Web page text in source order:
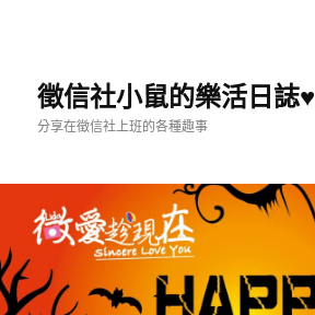
徵信社小鼠的樂活日誌♥
分享在徵信社上班的各種趣事